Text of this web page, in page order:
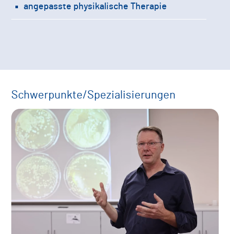
angepasste physikalische Therapie
Schwerpunkte/Spezialisierungen